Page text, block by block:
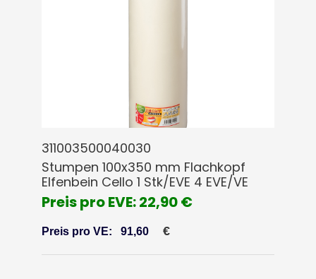
311003500040030
Stumpen 100x350 mm Flachkopf
Elfenbein Cello 1 Stk/EVE 4 EVE/VE
Preis pro EVE: 22,90 €
Preis pro VE: 91,60 €